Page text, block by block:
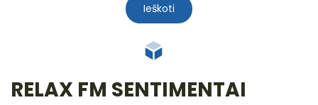
Ieškoti
RELAX FM SENTIMENTAI